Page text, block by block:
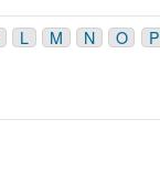
L M N O P